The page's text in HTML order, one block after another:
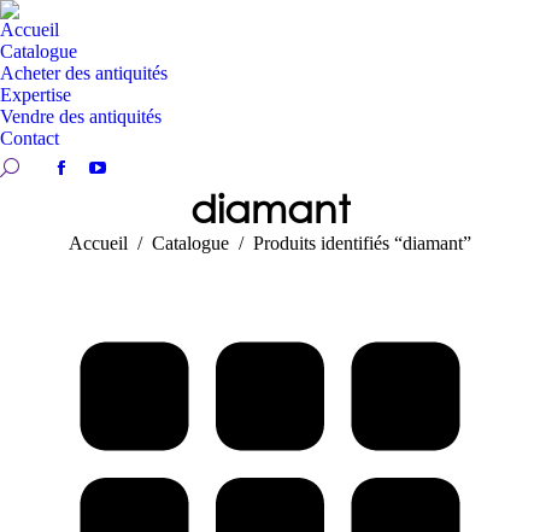
Accueil
Catalogue
Acheter des antiquités
Expertise
Vendre des antiquités
Contact
Recherche:
Facebook
opens
YouTube
opens
diamant
Vous êtes ici :
Accueil Catalogue Produits identifiés “diamant”